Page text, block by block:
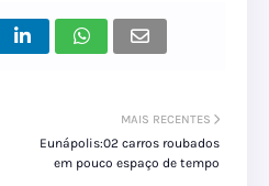
MAIS RECENTES
Eunápolis:02 carros roubados
em pouco espaço de tempo